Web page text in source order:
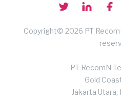
Copyright© 2026 PT
PT RecomN
Gold
Jakarta Utara,